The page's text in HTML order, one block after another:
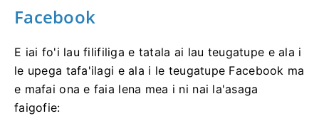
Facebook
E iai fo'i lau filifiliga e tatala ai lau teugatupe e ala i
le upega tafa'ilagi e ala i le teugatupe Facebook ma
e mafai ona e faia lena mea i ni nai la'asaga
faigofie: